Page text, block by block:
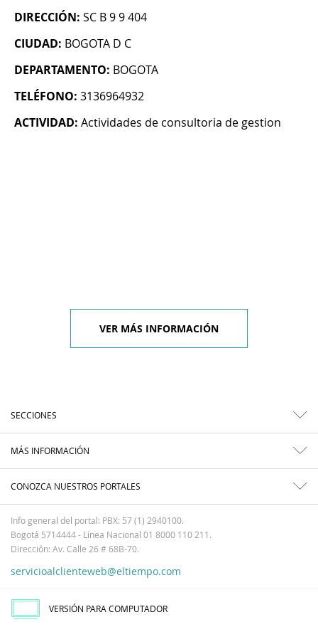
DIRECCIÓN: SC B 9 9 404
CIUDAD: BOGOTA D C
DEPARTAMENTO: BOGOTA
TELÉFONO: 3136964932
ACTIVIDAD: Actividades de consultoria de gestion
VER MÁS INFORMACIÓN
SECCIONES
MÁS INFORMACIÓN
CONOZCA NUESTROS PORTALES
Info general del portal: PBX: 57 (1) 2940100.
Bogotá 5714444 - Línea Nacional 01 8000 110 211.
Dirección: Av. Calle 26 # 68B-70.
servicioalclienteweb@eltiempo.com
VERSIÓN PARA COMPUTADOR